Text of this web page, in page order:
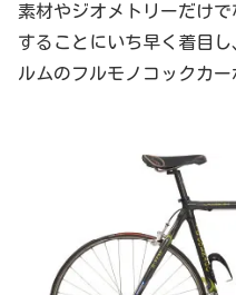
素材やジオメトリーだけ
することにいち早く着目
ルムのフルモノコックカー